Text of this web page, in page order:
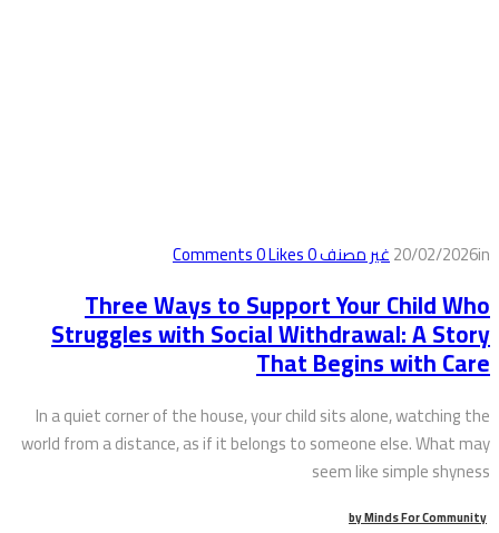
20/02/2026in غير مصنف0
Comments
0Likes
Three Ways to Support Your Child Who
Struggles with Social Withdrawal: A Story
That Begins with Care
In a quiet corner of the house, your child sits alone, watching the
world from a distance, as if it belongs to someone else. What may
seem like simple shyness
byMinds For Community